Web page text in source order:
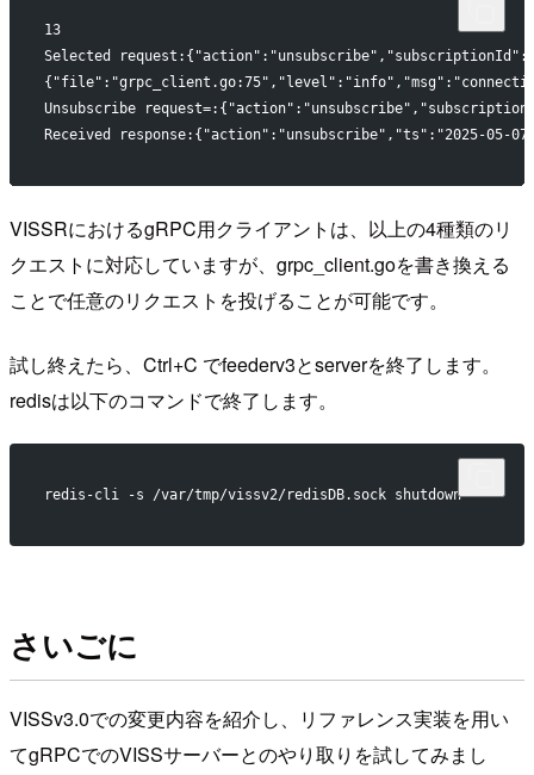
13
Selected
Unsubscribe
Received response:{"action":"unsubscribe","ts":"2025-05-
VISSRにおけるgRPC用クライアントは、以上の4種類のリ
クエストに対応していますが、grpc_client.goを書き換える
ことで任意のリクエストを投げることが可能です。
試し終えたら、Ctrl+C でfeederv3とserverを終了します。
redisは以下のコマンドで終了します。
redis-cli -s /var/tmp/vissv2/redisDB.sock shutdown
さいごに
VISSv3.0での変更内容を紹介し、リファレンス実装を用い
てgRPCでのVISSサーバーとのやり取りを試してみまし